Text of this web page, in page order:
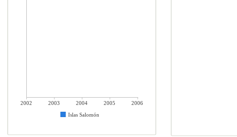
2002 2003 2004 2005
2006
Islas Salomón